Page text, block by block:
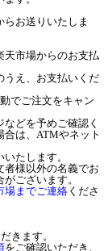
お送りいたしま
天市場からのお支払
うえ、お支払いくだ
でご注文をキャン
どを予めご確認く
は、ATMやネット
たします。
様以外の名義でお
ございます。
場までご連絡 くださ
きます。
をご確認いただき、